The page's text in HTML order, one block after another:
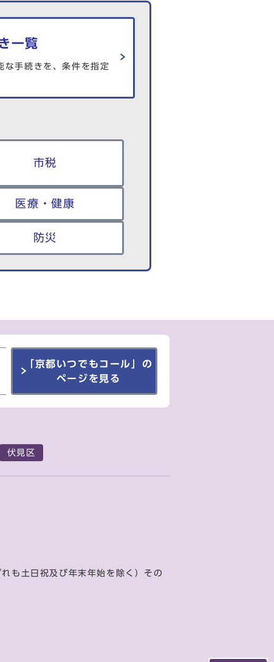
一覧
な手続きを、条件を指定
市税
医療・健康
防災
「京都いつでもコール」の
ページを見る
伏見区
土日祝及び年末年始を除く）その